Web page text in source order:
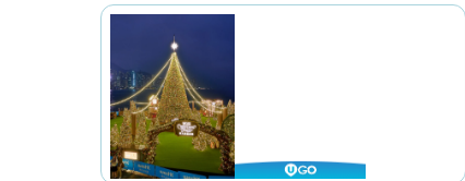
圣诞好去处 15. 沙田新城市广场圣诞手作
圣诞好去处 16. 荃新天地圣诞咖啡市集
圣诞好去处 17. 荃湾广场圣诞烘焙市集